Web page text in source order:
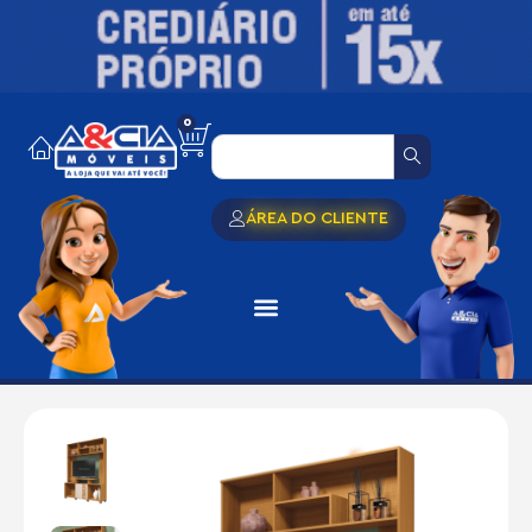
0
ÁREA DO CLIENTE